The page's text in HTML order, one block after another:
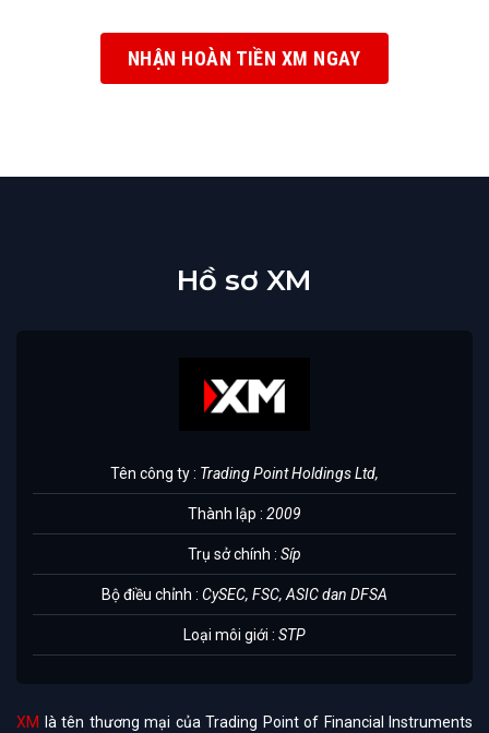
NHẬN HOÀN TIỀN XM NGAY
Hồ sơ XM
Tên công ty : Trading Point Holdings Ltd,
Thành lập : 2009
Trụ sở chính : Síp
Bộ điều chỉnh : CySEC, FSC, ASIC dan DFSA
Loại môi giới : STP
XM
là tên thương mại của Trading Point of Financial Instruments